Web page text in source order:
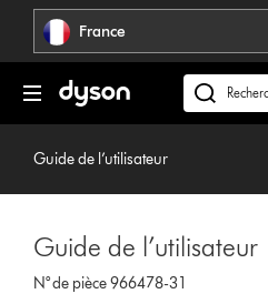
Sauter
pages
France
Rechercher
des
Guide de l’utilisateur
Guide de l’utilisateur
N° de pièce 966478-31